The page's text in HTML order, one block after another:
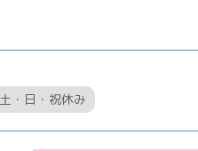
土・日・祝休み